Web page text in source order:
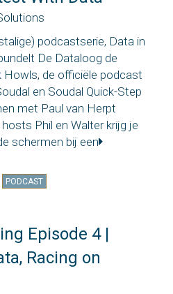
podcastserie, Data in
De Dataloog de
de officiële podcast
en Soudal Quick-Step
met Paul van Herpt
Phil en Walter krijg je
schermen bij een
PODCAST
Episode 4 |
Racing on